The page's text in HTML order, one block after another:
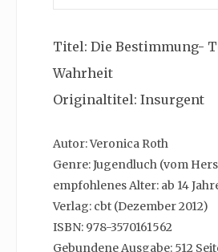
Titel: Die Bestimmung-
Wahrheit
Originaltitel: Insurgent
Autor: Veronica Roth
Genre: Jugendluch (vom
empfohlenes Alter: ab 14
Verlag: cbt (Dezember 2012)
ISBN: 978-3570161562
Gebundene Ausgabe: 512